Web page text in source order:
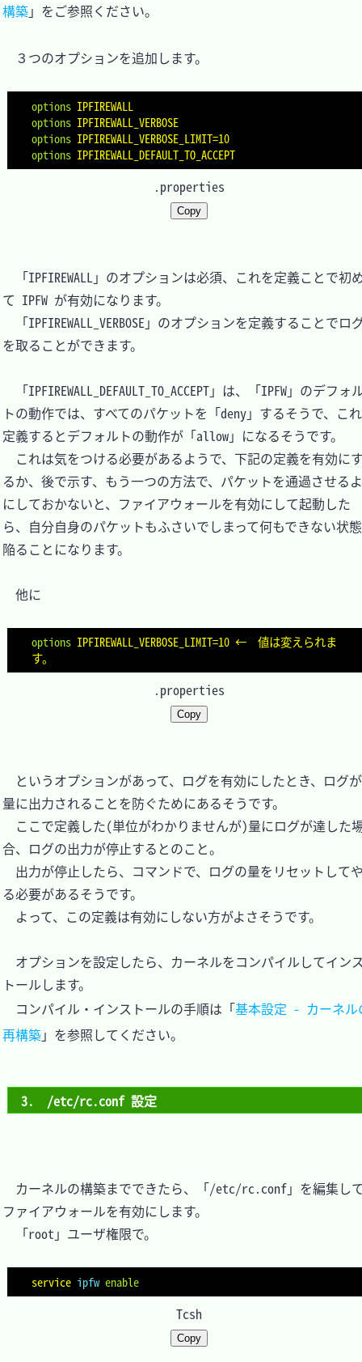
構築」をご参照ください。
３つのオプションを追加します。
options IPFIREWALL
options IPFIREWALL_VERBOSE
options IPFIREWALL_VERBOSE_LIMIT=10
options IPFIREWALL_DEFAULT_TO_ACCEPT
.properties
Copy
「IPFIREWALL」のオプションは必須、これを定義ことで初
て IPFW が有効になります。
「IPFIREWALL_VERBOSE」のオプションを定義することでロ
を取ることができます。
「IPFIREWALL_DEFAULT_TO_ACCEPT」は、「IPFW」のデフォ
トの動作では、すべてのパケットを「deny」するそうで、こ
定義するとデフォルトの動作が「allow」になるそうです。
これは気をつける必要があるようで、下記の定義を有効に
るか、後で示す、もう一つの方法で、パケットを通過させる
にしておかないと、ファイアウォールを有効にして起動した
ら、自分自身のパケットもふさいでしまって何もできない状
陥ることになります。
他に
options IPFIREWALL_VERBOSE_LIMIT=10	←	値は変えられま
す。
.properties
Copy
というオプションがあって、ログを有効にしたとき、ログ
量に出力されることを防ぐためにあるそうです。
ここで定義した(単位がわかりませんが)量にログが達した
合、ログの出力が停止するとのこと。
出力が停止したら、コマンドで、ログの量をリセットして
る必要があるそうです。
よって、この定義は有効にしない方がよさそうです。
オプションを設定したら、カーネルをコンパイルしてイン
トールします。
コンパイル・インストールの手順は「基本設定 - カーネル
再構築」を参照してください。
3.　/etc/rc.conf 設定
カーネルの構築までできたら、「/etc/rc.conf」を編集し
ファイアウォールを有効にします。
「root」ユーザ権限で。
service ipfw enable
Tcsh
Copy